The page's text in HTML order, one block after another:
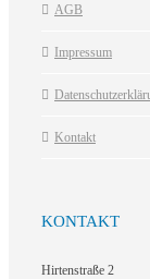
AGB
Impressum
Kontakt
KONTAKT
Hirtenstraße 2